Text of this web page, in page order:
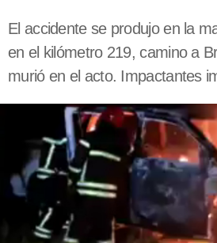
El accidente se produjo en la
en el kilómetro 219, camino a
murió en el acto. Impactantes